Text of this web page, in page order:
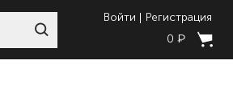
Войти
Регистрация
0 ₽